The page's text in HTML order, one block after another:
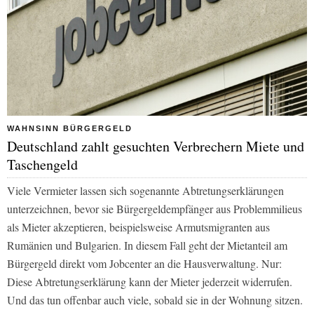
WAHNSINN BÜRGERGELD
Deutschland zahlt gesuchten Verbrechern Miete und
Taschengeld
Viele Vermieter lassen sich sogenannte Abtretungserklärungen
unterzeichnen, bevor sie Bürgergeldempfänger aus Problemmilieus
als Mieter akzeptieren, beispielsweise Armutsmigranten aus
Rumänien und Bulgarien. In diesem Fall geht der Mietanteil am
Bürgergeld direkt vom Jobcenter an die Hausverwaltung. Nur:
Diese Abtretungserklärung kann der Mieter jederzeit widerrufen.
Und das tun offenbar auch viele, sobald sie in der Wohnung sitzen.